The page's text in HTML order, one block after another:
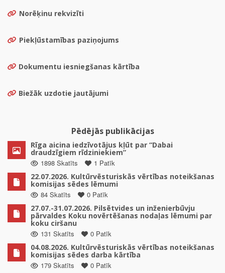
Norēķinu rekvizīti
Piekļūstamības paziņojums
Dokumentu iesniegšanas kārtība
Biežāk uzdotie jautājumi
Pēdējās publikācijas
Rīga aicina iedzīvotājus kļūt par “Dabai
draudzīgiem rīdziniekiem”
1898 Skatīts
1 Patīk
22.07.2026. Kultūrvēsturiskās vērtības noteikšanas
komisijas sēdes lēmumi
84 Skatīts
0 Patīk
27.07.-31.07.2026. Pilsētvides un inženierbūvju
pārvaldes Koku novērtēšanas nodaļas lēmumi par
koku ciršanu
131 Skatīts
0 Patīk
04.08.2026. Kultūrvēsturiskās vērtības noteikšanas
komisijas sēdes darba kārtība
179 Skatīts
0 Patīk